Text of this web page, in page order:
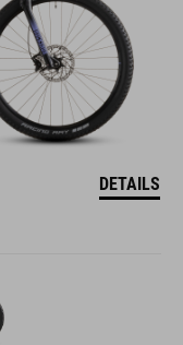
DETAILS